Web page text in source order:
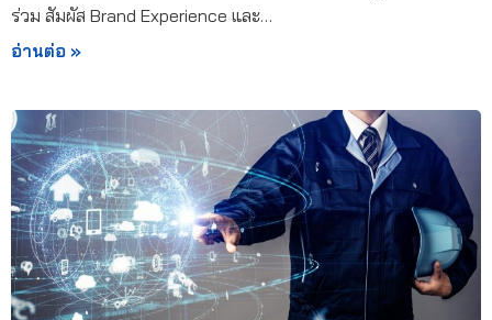
ร่วม สัมผัส Brand Experience และ…
อ่านต่อ »